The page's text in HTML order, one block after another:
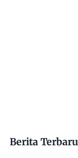
Berita Terbaru